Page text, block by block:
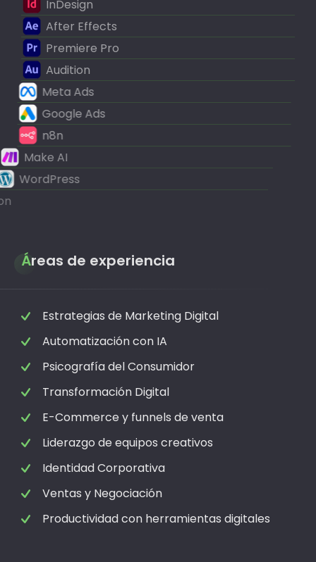
InDesign
After Effects
Premiere Pro
Audition
Meta Ads
Google Ads
n8n
Make AI
WordPress
Áreas de experiencia
Estrategias de Marketing Digital
Automatización con IA
Psicografía del Consumidor
Transformación Digital
E-Commerce y funnels de venta
Liderazgo de equipos creativos
Identidad Corporativa
Ventas y Negociación
Productividad con herramientas digitales